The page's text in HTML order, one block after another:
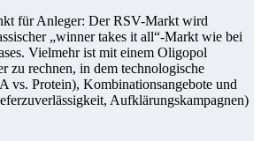
für Anleger: Der RSV-Markt wird
„winner takes it all“-Markt wie bei
Vielmehr ist mit einem Oligopol
zu rechnen, in dem technologische
vs. Protein), Kombinationsangebote und
Aufklärungskampagnen)